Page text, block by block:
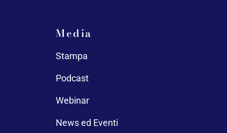
Media
Stampa
Podcast
Webinar
News ed Eventi